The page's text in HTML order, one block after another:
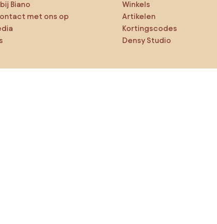
Biano
met ons op
Winkels
Artikelen
Kortingscodes
Densy Studio